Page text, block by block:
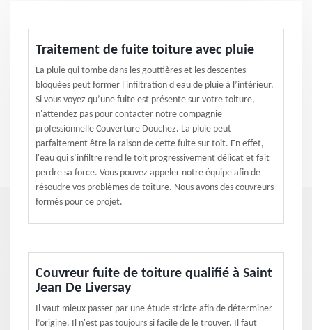
Traitement de fuite toiture avec pluie
La pluie qui tombe dans les gouttières et les descentes
bloquées peut former l'infiltration d'eau de pluie à l’intérieur.
Si vous voyez qu’une fuite est présente sur votre toiture,
n'attendez pas pour contacter notre compagnie
professionnelle Couverture Douchez. La pluie peut
parfaitement être la raison de cette fuite sur toit. En effet,
l'eau qui s’infiltre rend le toit progressivement délicat et fait
perdre sa force. Vous pouvez appeler notre équipe afin de
résoudre vos problèmes de toiture. Nous avons des couvreurs
formés pour ce projet.
Couvreur fuite de toiture qualifié à Saint
Jean De Liversay
Il vaut mieux passer par une étude stricte afin de déterminer
l’origine. Il n'est pas toujours si facile de le trouver. Il faut